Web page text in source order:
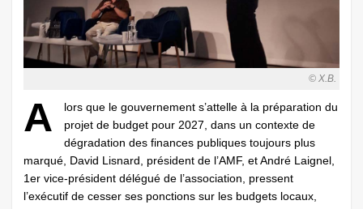
© X.B.
A
lors que le gouvernement s’attelle à la préparation du
projet de budget pour 2027, dans un contexte de
dégradation des finances publiques toujours plus
marqué, David Lisnard, président de l’AMF, et André Laignel,
1er vice-président délégué de l’association, pressent
l’exécutif de cesser ses ponctions sur les budgets locaux,